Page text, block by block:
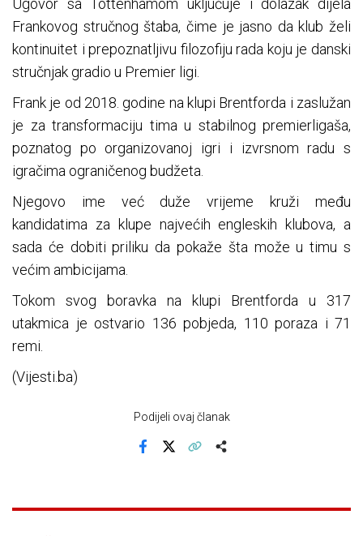
Ugovor sa Tottenhamom uključuje i dolazak dijela
Frankovog stručnog štaba, čime je jasno da klub želi
kontinuitet i prepoznatljivu filozofiju rada koju je danski
stručnjak gradio u Premier ligi.
Frank je od 2018. godine na klupi Brentforda i zaslužan
je za transformaciju tima u stabilnog premierligaša,
poznatog po organizovanoj igri i izvrsnom radu s
igračima ograničenog budžeta.
Njegovo ime već duže vrijeme kruži među
kandidatima za klupe najvećih engleskih klubova, a
sada će dobiti priliku da pokaže šta može u timu s
većim ambicijama.
Tokom svog boravka na klupi Brentforda u 317
utakmica je ostvario 136 pobjeda, 110 poraza i 71
remi.
(Vijesti.ba)
Podijeli ovaj članak